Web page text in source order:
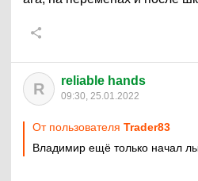
R reliable hands
09:30, 25.01.2022
От пользователя Trader83
Владимир ещё только начал